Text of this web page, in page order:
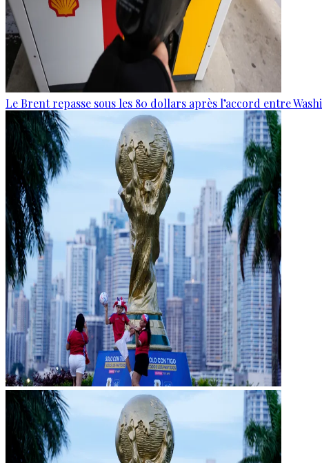
Le Brent repasse sous les 80 dollars après l’accord entre